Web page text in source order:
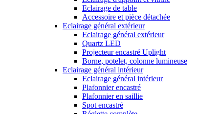
Eclairage de table
Accessoire et pièce détachée
Eclairage général extérieur
Eclairage général extérieur
Quartz LED
Projecteur encastré Uplight
Borne, potelet, colonne lumineuse
Eclairage général intérieur
Eclairage général intérieur
Plafonnier encastré
Plafonnier en saillie
Spot encastré